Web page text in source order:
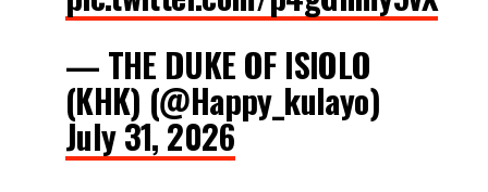
— THE DUKE OF ISIOLO
(KHK) (@Happy_kulayo)
July 31, 2026